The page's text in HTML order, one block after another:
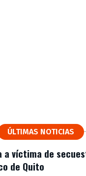
ÚLTIMAS NOTICIAS
víctima de
de Quito